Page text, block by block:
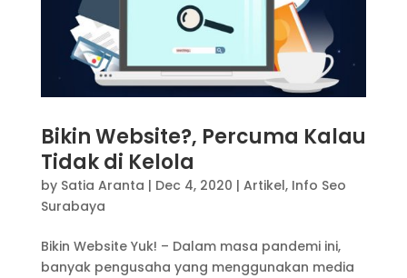
Bikin Website?, Percuma Kalau
Tidak di Kelola
by Satia Aranta | Dec 4, 2020 | Artikel, Info Seo
Surabaya
Bikin Website Yuk! – Dalam masa pandemi ini,
banyak pengusaha yang menggunakan media